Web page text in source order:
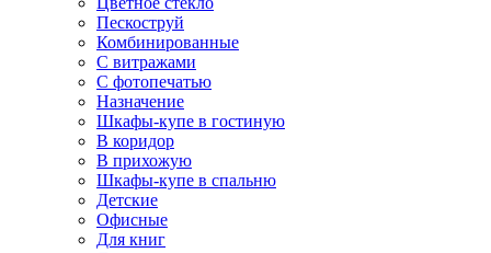
Пескоструй
Комбинированные
С витражами
С фотопечатью
Назначение
Шкафы-купе в гостиную
В коридор
В прихожую
Шкафы-купе в спальню
Детские
Офисные
Для книг